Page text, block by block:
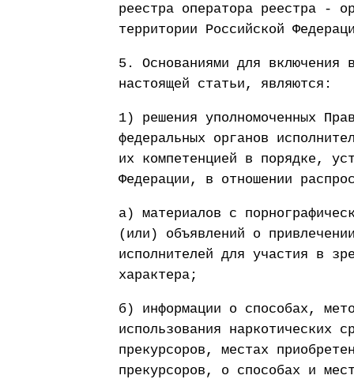
реестра оператора реестра -
территории Российской
5. Основаниями для включения
настоящей статьи, являются:
1) решения уполномоченных
федеральных органов
их компетенцией в порядке,
Федерации, в отношении
а) материалов с
(или) объявлений о
исполнителей для участия в
характера;
б) информации о способах,
использования наркотических
прекурсоров, местах
прекурсоров, о способах и